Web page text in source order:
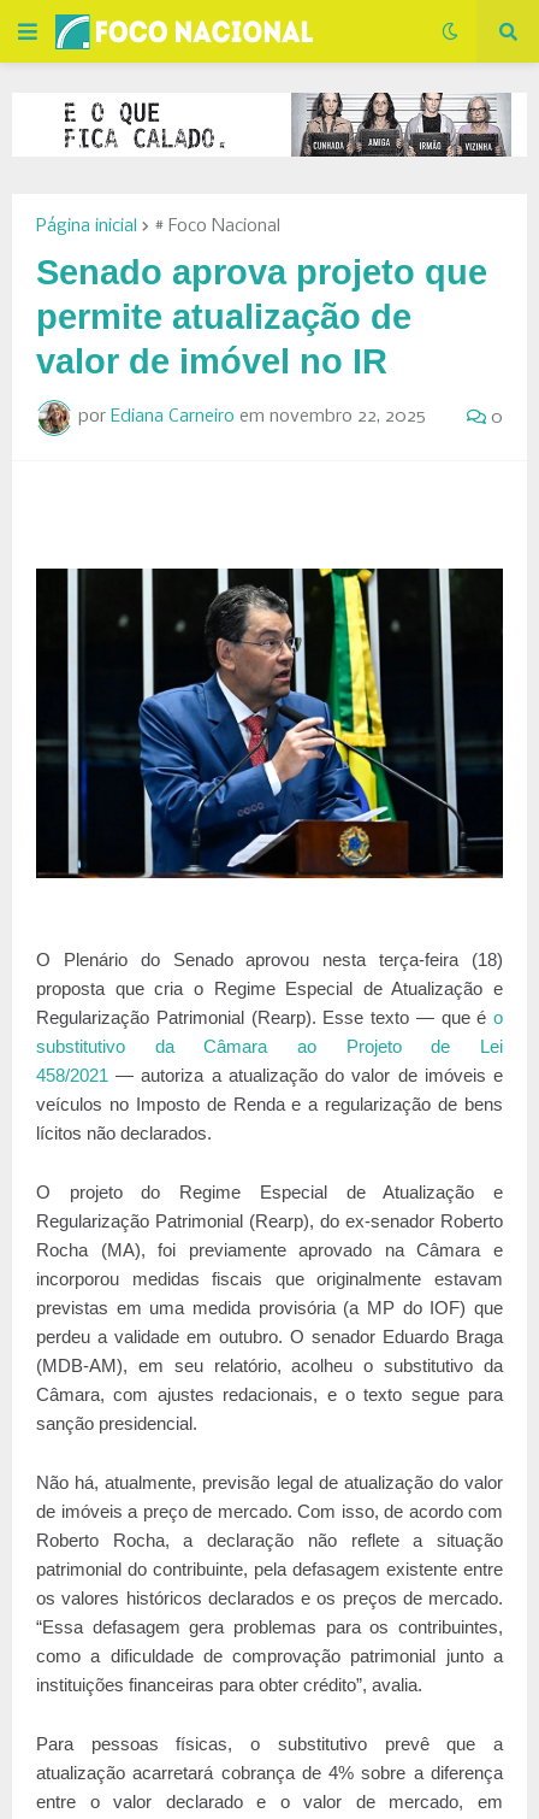
Página inicial # Foco Nacional
Senado aprova projeto que
permite atualização de
valor de imóvel no IR
por Ediana Carneiro em novembro 22, 2025 0
O Plenário do Senado aprovou nesta terça-feira (18)
proposta que cria o Regime Especial de Atualização e
Regularização Patrimonial (Rearp). Esse texto — que é o
substitutivo da Câmara ao Projeto de Lei
458/2021 — autoriza a atualização do valor de imóveis e
veículos no Imposto de Renda e a regularização de bens
lícitos não declarados.
O projeto do Regime Especial de Atualização e
Regularização Patrimonial (Rearp), do ex-senador Roberto
Rocha (MA), foi previamente aprovado na Câmara e
incorporou medidas fiscais que originalmente estavam
previstas em uma medida provisória (a MP do IOF) que
perdeu a validade em outubro. O senador Eduardo Braga
(MDB-AM), em seu relatório, acolheu o substitutivo da
Câmara, com ajustes redacionais, e o texto segue para
sanção presidencial.
Não há, atualmente, previsão legal de atualização do valor
de imóveis a preço de mercado. Com isso, de acordo com
Roberto Rocha, a declaração não reflete a situação
patrimonial do contribuinte, pela defasagem existente entre
os valores históricos declarados e os preços de mercado.
“Essa defasagem gera problemas para os contribuintes,
como a dificuldade de comprovação patrimonial junto a
instituições financeiras para obter crédito”, avalia.
Para pessoas físicas, o substitutivo prevê que a
atualização acarretará cobrança de 4% sobre a diferença
entre o valor declarado e o valor de mercado, em